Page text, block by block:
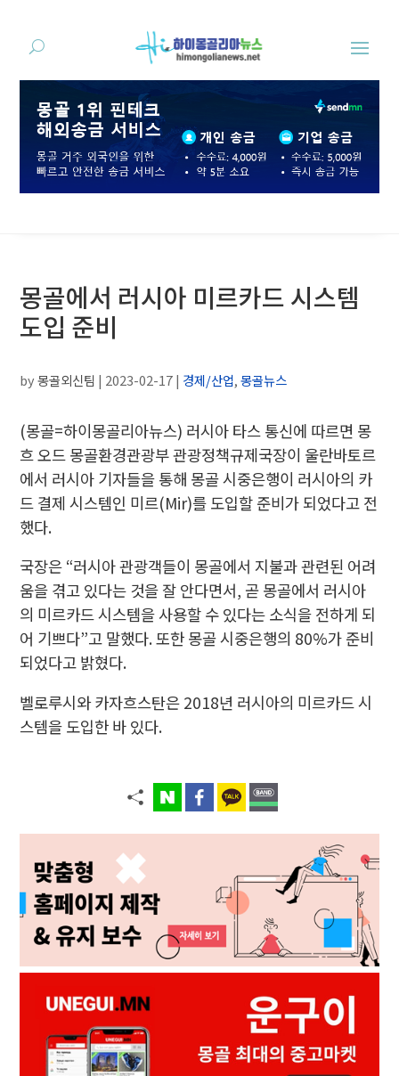
몽골에서 러시아 미르카드 시스템
도입 준비
by몽골외신팀 | 2023-02-17| 경제/산업,몽골뉴스
(몽골=하이몽골리아뉴스) 러시아 타스 통신에 따르면 몽
흐 오드 몽골환경관광부 관광정책규제국장이 울란바토르
에서 러시아 기자들을 통해 몽골 시중은행이 러시아의 카
드 결제 시스템인 미르(Mir)를 도입할 준비가 되었다고 전
했다.
국장은 “러시아 관광객들이 몽골에서 지불과 관련된 어려
움을 겪고 있다는 것을 잘 안다면서, 곧 몽골에서 러시아
의 미르카드 시스템을 사용할 수 있다는 소식을 전하게 되
어 기쁘다”고 말했다. 또한 몽골 시중은행의 80%가 준비
되었다고 밝혔다.
벨로루시와 카자흐스탄은 2018년 러시아의 미르카드 시
스템을 도입한 바 있다.